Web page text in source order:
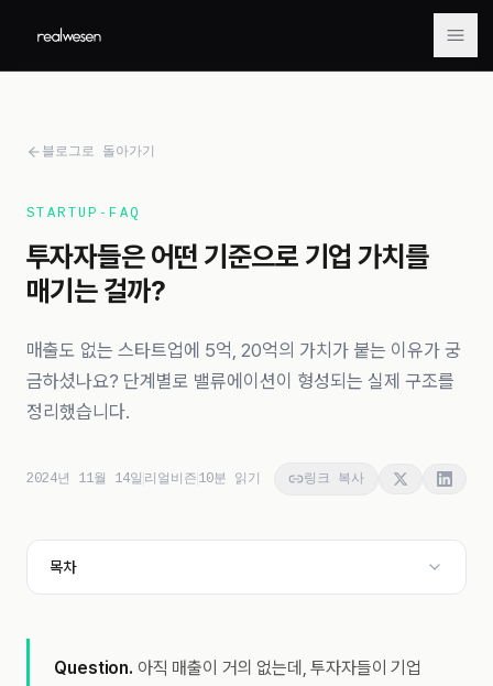
메뉴
블로그로 돌아가기
STARTUP-FAQ
투자자들은 어떤 기준으로 기업 가치를
매기는 걸까?
매출도 없는 스타트업에 5억, 20억의 가치가 붙는 이유가 궁
금하셨나요? 단계별로 밸류에이션이 형성되는 실제 구조를
정리했습니다.
2024년 11월 14일 리얼비즌 10분 읽기 링크 복사
목차
Question. 아직 매출이 거의 없는데, 투자자들이 기업